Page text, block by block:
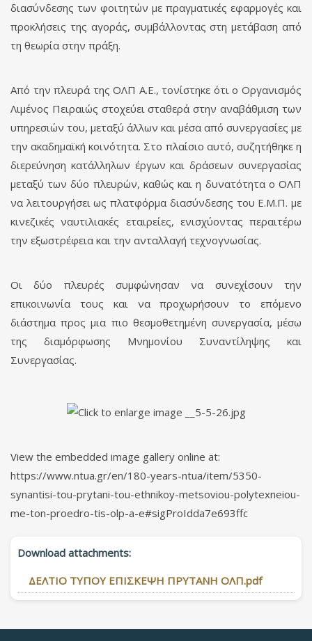
διασύνδεσης των φοιτητών με πραγματικές εφαρμογές και
προκλήσεις της αγοράς, συμβάλλοντας στη μετάβαση από
τη θεωρία στην πράξη.
Από την πλευρά της ΟΛΠ Α.Ε., τονίστηκε ότι ο Οργανισμός
Λιμένος Πειραιώς στοχεύει σταθερά στην αναβάθμιση των
υπηρεσιών του, μεταξύ άλλων και μέσα από συνεργασίες με
την ακαδημαϊκή κοινότητα. Στο πλαίσιο αυτό, συζητήθηκε η
διερεύνηση κατάλληλων έργων και δράσεων συνεργασίας
μεταξύ των δύο πλευρών, καθώς και η δυνατότητα ο ΟΛΠ
να λειτουργήσει ως πλατφόρμα διασύνδεσης του Ε.Μ.Π. με
κινεζικές ναυτιλιακές εταιρείες, ενισχύοντας περαιτέρω
την εξωστρέφεια και την ανταλλαγή τεχνογνωσίας.
Οι δύο πλευρές συμφώνησαν να συνεχίσουν την
επικοινωνία τους και να προχωρήσουν το επόμενο
διάστημα προς μια πιο θεσμοθετημένη συνεργασία, μέσω
της διαμόρφωσης Μνημονίου Συναντίληψης και
Συνεργασίας.
View the embedded image gallery online at:
https://www.ntua.gr/en/180-years-ntua/item/5350-
synantisi-tou-prytani-tou-ethnikoy-metsoviou-polytexneiou-
me-ton-proedro-tis-olp-a-e#sigProIdda7e693ffc
Download attachments:
ΔΕΛΤΙΟ ΤΥΠΟΥ ΕΠΙΣΚΕΨΗ ΠΡΥΤΑΝΗ ΟΛΠ.pdf